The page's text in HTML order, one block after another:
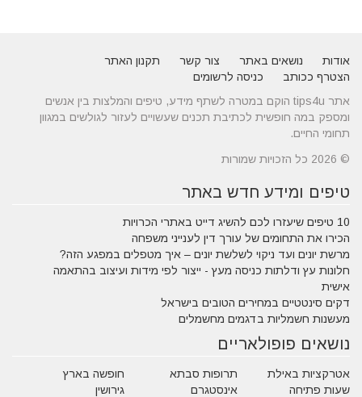
אודות נושאים באתר צור קשר
תקנון האתר
הצטרף ככותב
כניסה לרשומים
אתר tips4u הוקם במטרה לשתף מידע, טיפים והמלצות בין אנשים
ומספק במה חופשית לכתיבת תכנים שעשויים לעזור לגולשים במגוון
תחומי החיים.
© 2026 כל הזכויות שמורות
טיפים ומידע חדש באתר
10 טיפים שיעזרו לכם להשיג דייט באתרי הכרויות
הכירו את התחומים של עורך דין לענייני משפחה
מרשת יונים ועד ניקוי לשלשת יונים – איך מטפלים במפגע הזה?
חלונות עץ ודלתות כניסה מעץ - ייצור לפי מידות ועיצוב בהתאמה
אישית
דקים סינטטיים במחירים הטובים בישראל
מעשנות חשמליות בדגמים מחשמלים
נושאים פופולאריים
אטרקציות באילת תרופות סבתא
חופשה בארץ
שעות פתיחה
אינסטגרם
גירושין